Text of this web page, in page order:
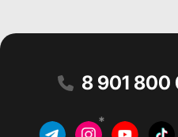
8 901 800
*